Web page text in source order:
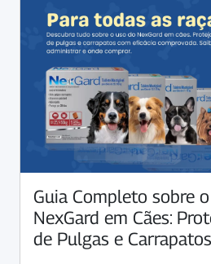
Guia Completo sobre
NexGard em Cães:
de Pulgas e Carrapatos